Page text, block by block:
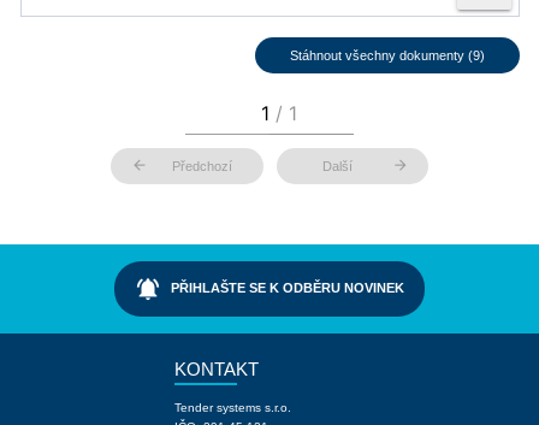
Stáhnout všechny dokumenty (9)
arrow_back Předchozí Další arrow_forward
notifications_active PŘIHLAŠTE SE K ODBĚRU NOVINEK
KONTAKT
Tender systems s.r.o.